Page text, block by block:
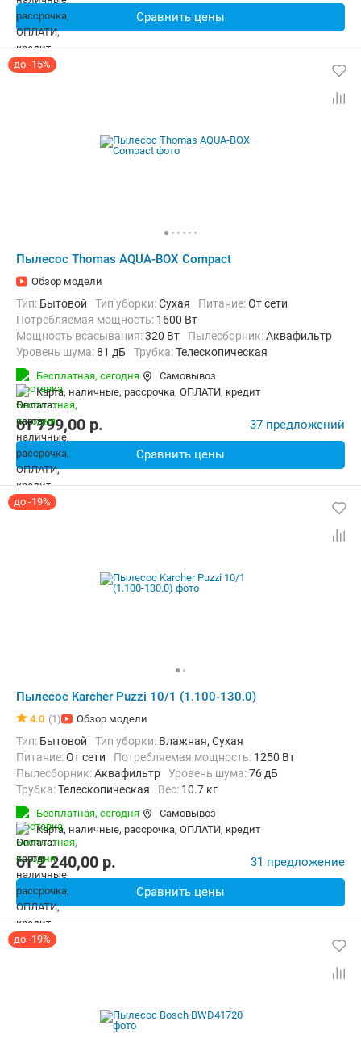
Сравнить цены
до -15%
Пылесос Thomas AQUA-BOX Compact
Обзор модели
Тип: Бытовой Тип уборки:Сухая питание:От сети
Потребляемая мощность: 1600 Вт
Мощность всасывания:320 Вт пылесборник:Аквафильтр
уровень шума:81 дБ трубка:Телескопическая
Дополнительно:
Радиус действия:
9 м Вес:
Бесплатная, сегодня
Самовывоз
карта, наличные, рассрочка, ОПЛАТИ, кредит
от799,00 p. 37 предложений
Сравнить цены
до -19%
Пылесос Karcher Puzzi 10/1 (1.100-130.0)
4.0 (1) Обзор модели
Тип: Бытовой Тип уборки: Влажная, Сухая
питание:От сети Потребляемая мощность: 1250 Вт
пылесборник:Аквафильтр уровень шума:76 дБ
трубка:Телескопическая Вес: 10.7 кг
Бесплатная, сегодня
Самовывоз
карта, наличные, рассрочка, ОПЛАТИ, кредит
от2 240,00 p. 31 предложение
Сравнить цены
до -19%